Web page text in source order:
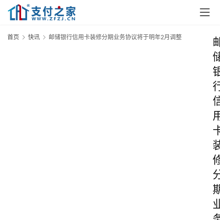
首页 快讯 邮储银行信用卡装修分期业务协议将于明年2月调整